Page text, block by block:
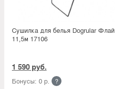
Сушилка для белья Dogrular Флай
11,5м 17106
1 590 руб.
Бонусы: 0 р. ?